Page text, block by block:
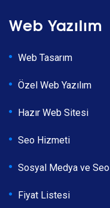
Web Yazılım
Web Tasarım
Özel Web Yazılım
Hazır Web Sitesi
Seo Hizmeti
Sosyal Medya ve Seo
Fiyat Listesi